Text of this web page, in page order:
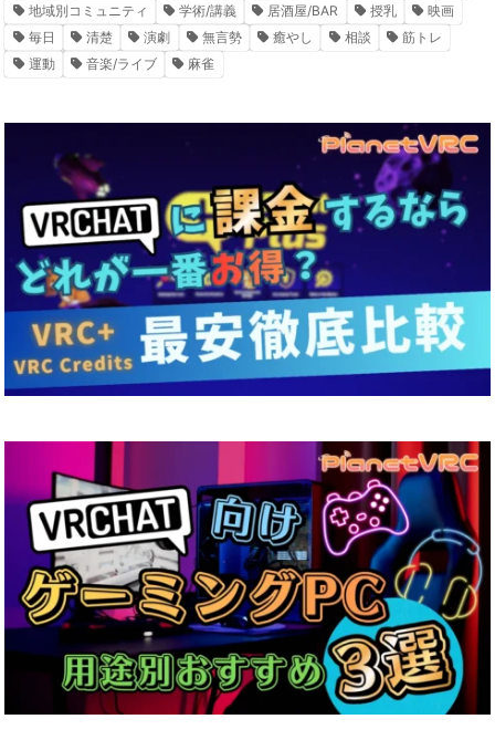
地域別コミュニティ
学術/講義 居酒屋/BAR 授乳
映画
毎日
清楚 演劇 無言勢 癒やし 相談
筋トレ
運動
音楽/ライブ 麻雀